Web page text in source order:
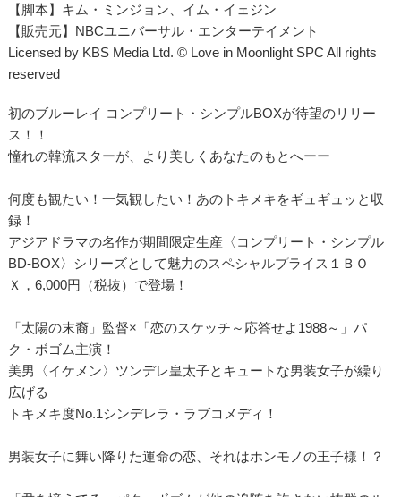
【脚本】キム・ミンジョン、イム・イェジン
【販売元】NBCユニバーサル・エンターテイメント
Licensed by KBS Media Ltd. © Love in Moonlight SPC All rights
reserved
初のブルーレイ コンプリート・シンプルBOXが待望のリリー
ス！！
憧れの韓流スターが、より美しくあなたのもとへーー
何度も観たい！一気観したい！あのトキメキをギュギュッと収
録！
アジアドラマの名作が期間限定生産〈コンプリート・シンプル
BD‐BOX〉シリーズとして魅力のスペシャルプライス１ＢＯ
Ｘ，6,000円（税抜）で登場！
「太陽の末裔」監督×「恋のスケッチ～応答せよ1988～」パ
ク・ボゴム主演！
美男〈イケメン〉ツンデレ皇太子とキュートな男装女子が繰り
広げる
トキメキ度No.1シンデレラ・ラブコメディ！
男装女子に舞い降りた運命の恋、それはホンモノの王子様！？